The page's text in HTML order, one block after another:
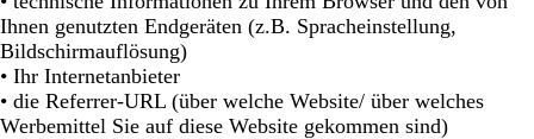
Ihnen genutzten Endgeräten (z.B. Spracheinstellung,
Bildschirmauflösung)
• Ihr Internetanbieter
• die Referrer-URL (über welche Website/ über welches
Werbemittel Sie auf diese Website gekommen sind)